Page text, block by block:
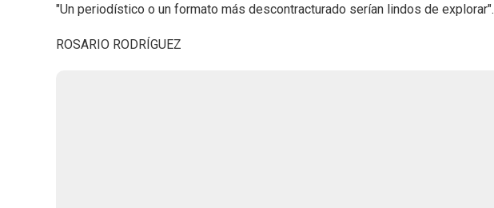
"Un periodístico o un formato más descontracturado serían lindos de explorar".
ROSARIO RODRÍGUEZ